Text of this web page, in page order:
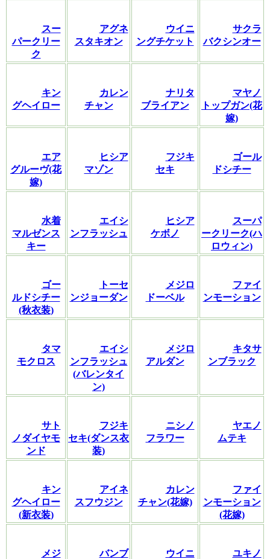
スー
パークリー
ク
アグネ
スタキオン
ウイニ
ングチケット
サクラ
バクシンオー
キン
グヘイロー
カレン
チャン
ナリタ
ブライアン
マヤノ
トップガン(花
嫁)
エア
グルーヴ(花
嫁)
ヒシア
マゾン
フジキ
セキ
ゴール
ドシチー
水着
マルゼンス
キー
エイシ
ンフラッシュ
ヒシア
ケボノ
スーパ
ークリーク(ハ
ロウィン)
ゴー
ルドシチー
(秋衣装)
トーセ
ンジョーダン
メジロ
ドーベル
ファイ
ンモーション
タマ
モクロス
エイシ
ンフラッシュ
(バレンタイ
ン)
メジロ
アルダン
キタサ
ンブラック
サト
ノダイヤモ
ンド
フジキ
セキ(ダンス衣
装)
ニシノ
フラワー
ヤエノ
ムテキ
キン
グヘイロー
(新衣装)
アイネ
スフウジン
カレン
チャン(花嫁)
ファイ
ンモーション
(花嫁)
メジ
バンブ
ウイニ
ユキノ